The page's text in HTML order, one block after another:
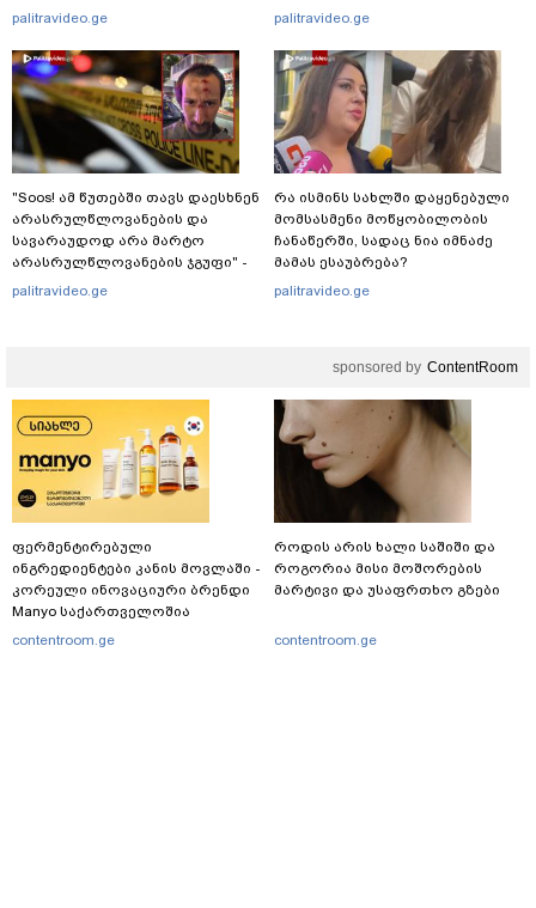
განწირული ვედრების ხმა
palitravideo.ge
"Soos! ამ წუთებში თავს დაესხნენ
არასრულწლოვანების და
სავარაუდოდ არა მარტო
არასრულწლოვანების ჯგუფი" -
რა ინფორმაციას ავრცელებს
palitravideo.ge
გადავცემ" - ეკა კუპატაძე
palitravideo.ge
რა ისმინს სახლში დაყენებული
მომსასმენი მოწყობილობის
ჩანაწერში, სადაც ნია იმნაძე
მამას ესაუბრება?
palitravideo.ge
sponsored by ContentRoom
ფერმენტირებული
ინგრედიენტები კანის მოვლაში -
კორეული ინოვაციური ბრენდი
Manyo საქართველოშია
contentroom.ge
როდის არის ხალი საშიში და
როგორია მისი მოშორების
მარტივი და უსაფრთხო გზები
contentroom.ge